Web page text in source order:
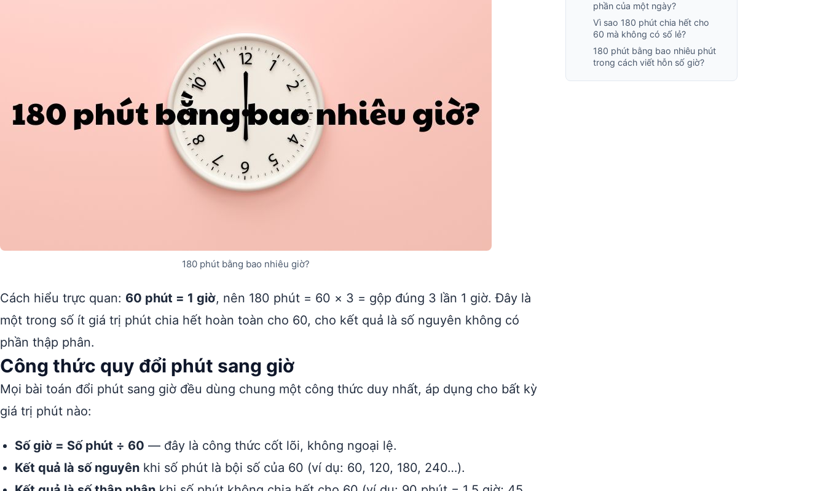
180 phút bằng bao nhiêu giờ?
Cách hiểu trực quan: 60 phút = 1 giờ, nên 180 phút = 60 × 3 = gộp đúng 3 lần 1 giờ. Đây là
một trong số ít giá trị phút chia hết hoàn toàn cho 60, cho kết quả là số nguyên không có
phần thập phân.
Công thức quy đổi phút sang giờ
Mọi bài toán đổi phút sang giờ đều dùng chung một công thức duy nhất, áp dụng cho bất kỳ
giá trị phút nào:
Số giờ = Số phút ÷ 60 — đây là công thức cốt lõi, không ngoại lệ.
Kết quả là số nguyên khi số phút là bội số của 60 (ví dụ: 60, 120, 180, 240…).
phần của một ngày?
Vì sao 180 phút chia hết cho
60 mà không có số lẻ?
180 phút bằng bao nhiêu phút
trong cách viết hỗn số giờ?